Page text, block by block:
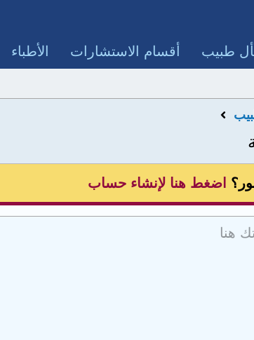
طبيب أقسام الاستشارات الأطباء
اضغط هنا لإنشاء حساب